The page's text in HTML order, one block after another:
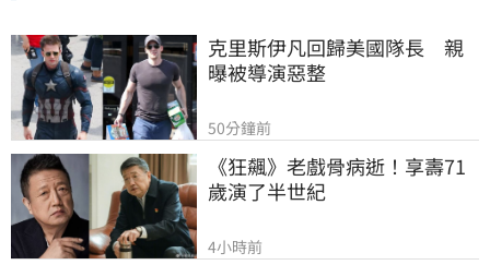
克里斯伊凡回歸美國隊長　親
曝被導演惡整
50分鐘前
《狂飆》老戲骨病逝！享壽71
歲演了半世紀
4小時前